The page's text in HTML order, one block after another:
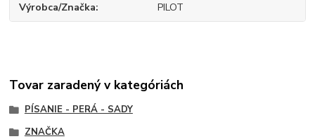
Výrobca/Značka PILOT
Tovar zaradený v kategóriách
PÍSANIE - PERÁ - SADY
ZNAČKA